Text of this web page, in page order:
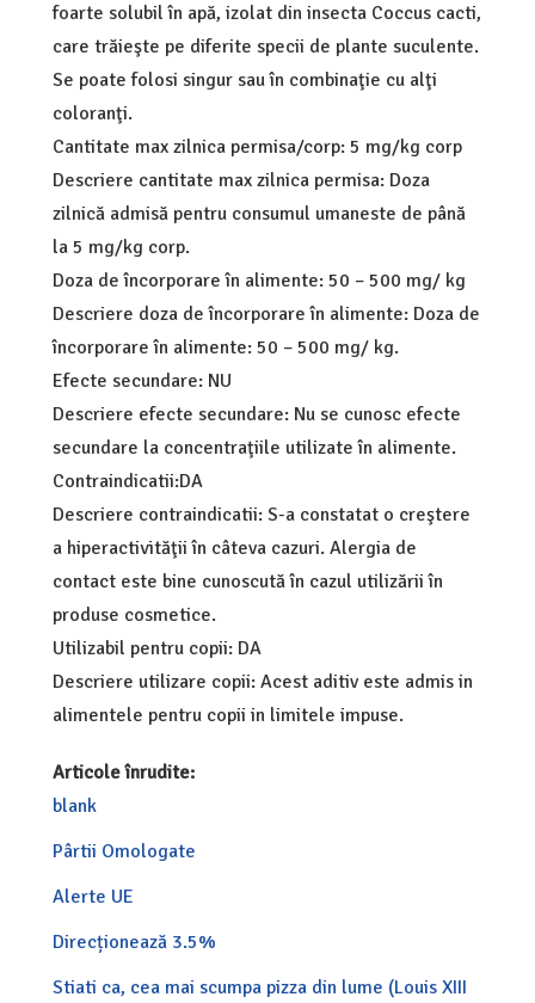
foarte solubil în apă, izolat din insecta Coccus cacti,
care trăieşte pe diferite specii de plante suculente.
Se poate folosi singur sau în combinaţie cu alţi
coloranţi.
Cantitate max zilnica permisa/corp: 5 mg/kg corp
Descriere cantitate max zilnica permisa: Doza
zilnică admisă pentru consumul umaneste de până
la 5 mg/kg corp.
Doza de încorporare în alimente: 50 – 500 mg/ kg
Descriere doza de încorporare în alimente: Doza de
încorporare în alimente: 50 – 500 mg/ kg.
Efecte secundare: NU
Descriere efecte secundare: Nu se cunosc efecte
secundare la concentraţiile utilizate în alimente.
Contraindicatii:DA
Descriere contraindicatii: S-a constatat o creştere
a hiperactivităţii în câteva cazuri. Alergia de
contact este bine cunoscută în cazul utilizării în
produse cosmetice.
Utilizabil pentru copii: DA
Descriere utilizare copii: Acest aditiv este admis in
alimentele pentru copii in limitele impuse.
Articole înrudite:
blank
Pârtii Omologate
Alerte UE
Direcționează 3.5%
Stiati ca, cea mai scumpa pizza din lume (Louis XIII